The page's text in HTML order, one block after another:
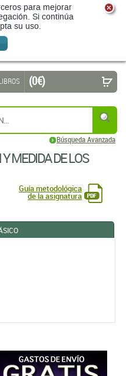
para mejorar
Si continúa
su uso.
Búsqueda Avanzada
(0 €)
MEDIDA DE LOS
Guía metodológica
de la asignatura